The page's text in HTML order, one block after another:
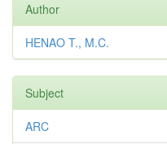
Author
HENAO T., M.C.
Subject
ARC